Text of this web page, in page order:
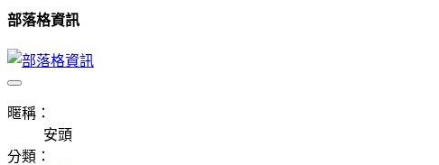
部落格資訊
暱稱：
安頭
分類：